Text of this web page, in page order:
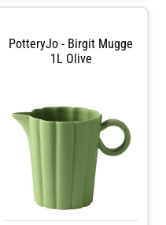
PotteryJo - Birgit Mugge
1L Olive